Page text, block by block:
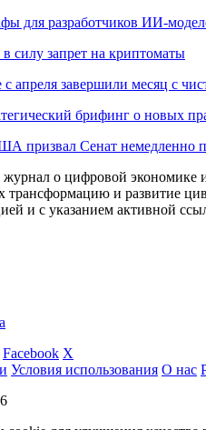
для разработчиков ИИ-
силу запрет на криптоматы
апреля завершили месяц с
брифинг о новых
призвал Сенат немедленно
о цифровой экономике и
трансформацию и развитие
и с указанием активной
Facebook X
Условия использования О нас